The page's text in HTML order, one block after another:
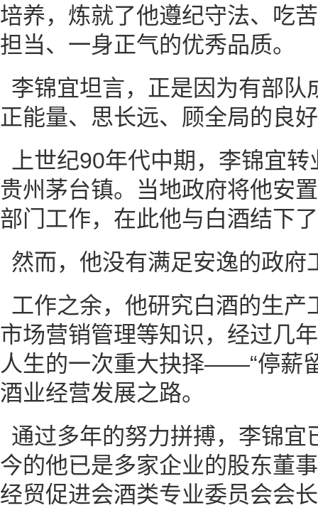
培养，炼就了他遵纪守法、吃
担当、一身正气的优秀品质。
李锦宜坦言，正是因为有部队
正能量、思长远、顾全局的良
上世纪90年代中期，李锦宜
贵州茅台镇。当地政府将他安
部门工作，在此他与白酒结下
然而，他没有满足安逸的政府
工作之余，他研究白酒的生产
市场营销管理等知识，经过几
人生的一次重大抉择——“停薪
酒业经营发展之路。
通过多年的努力拼搏，李锦宜
今的他已是多家企业的股东董
经贸促进会酒类专业委员会会